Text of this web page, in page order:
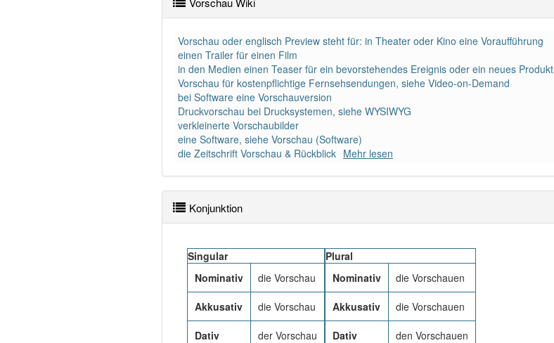
Vorschau oder englisch Preview steht für: in Theater oder Kino eine Voraufführung
einen Trailer für einen Film
in den Medien einen Teaser für ein bevorstehendes Ereignis oder ein neues Produkt
Vorschau für kostenpflichtige Fernsehsendungen, siehe Video-on-Demand
bei Software eine Vorschauversion
Druckvorschau bei Drucksystemen, siehe WYSIWYG
verkleinerte Vorschaubilder
eine Software, siehe Vorschau (Software)
die Zeitschrift Vorschau & Rückblick Mehr lesen
Konjunktion
Singular
Nominativ
die Vorschau
Akkusativ die Vorschau
Dativ der Vorschau
Plural
Nominativ
die Vorschauen
Akkusativ die Vorschauen
Dativ den Vorschauen